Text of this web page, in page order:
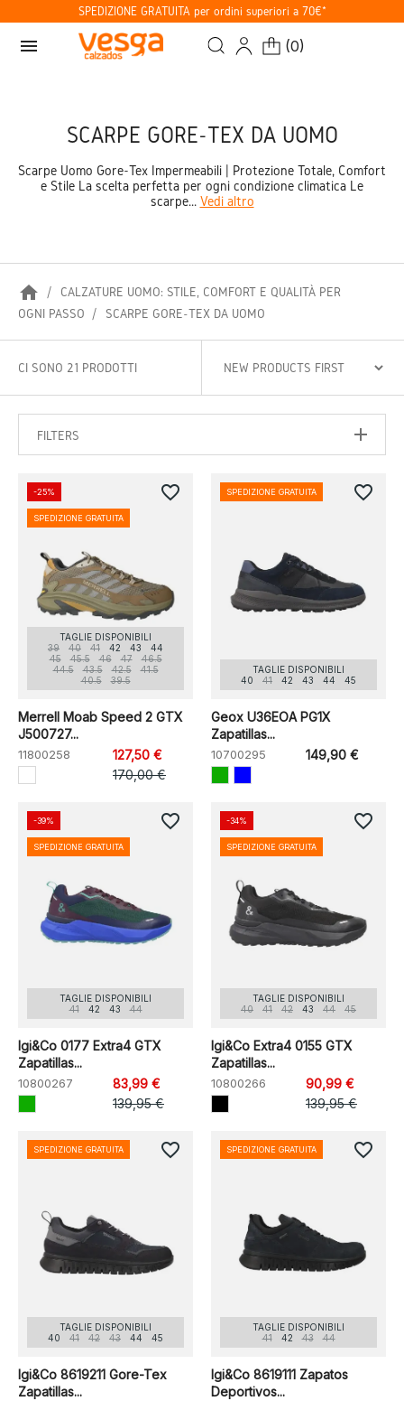
SPEDIZIONE GRATUITA per ordini superiori a 70€*
menu (0)
SCARPE GORE-TEX DA UOMO
Scarpe Uomo Gore-Tex Impermeabili | Protezione Totale, Comfort
e Stile La scelta perfetta per ogni condizione climatica Le
scarpe... Vedi altro
home
CALZATURE UOMO: STILE, COMFORT E QUALITÀ PER
OGNI PASSO
SCARPE GORE-TEX DA UOMO
CI SONO 21 PRODOTTI
FILTERS
TAGLIE DISPONIBILI
39
40 41 42 43
44
45
45.5 46 47
46.5
44.5
43.5 42.5
41.5
40.5
39.5
Merrell Moab Speed 2 GTX
J500727...
11800258
127,50 €
170,00 €
-25%
SPEDIZIONE GRATUITA
favorite_border
TAGLIE DISPONIBILI
40
41 42 43 44 45
Geox U36EOA PG1X
Zapatillas...
10700295 149,90 €
SPEDIZIONE GRATUITA favorite_border
TAGLIE DISPONIBILI
41
42 43 44
Igi&Co 0177 Extra4 GTX
Zapatillas...
10800267
83,99 €
139,95 €
-39%
SPEDIZIONE GRATUITA
favorite_border
TAGLIE DISPONIBILI
40
41 42 43 44 45
Igi&Co Extra4 0155 GTX
Zapatillas...
10800266
90,99 €
139,95 €
-34%
SPEDIZIONE GRATUITA
favorite_border
TAGLIE DISPONIBILI
40
41 42 43 44 45
Igi&Co 8619211 Gore-Tex
Zapatillas...
SPEDIZIONE GRATUITA favorite_border
TAGLIE DISPONIBILI
41
42 43 44
Igi&Co 8619111 Zapatos
Deportivos...
SPEDIZIONE GRATUITA favorite_border